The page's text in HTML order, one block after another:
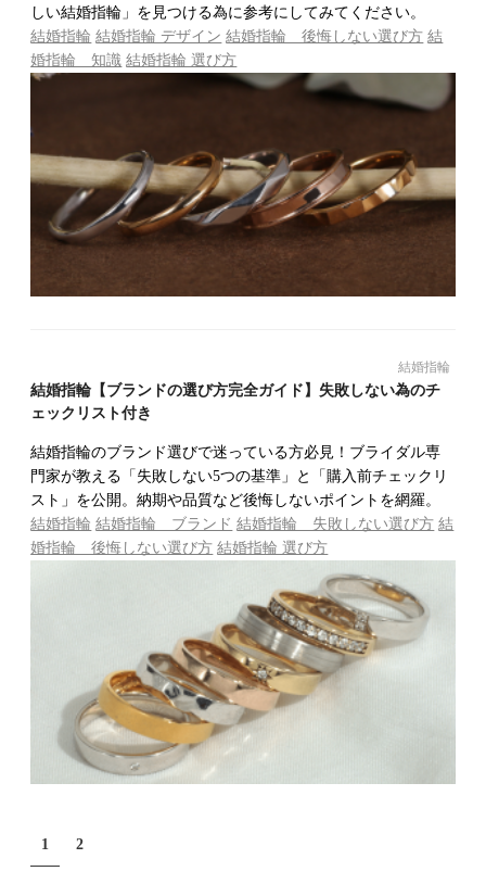
しい結婚指輪」を見つける為に参考にしてみてください。
結婚指輪 結婚指輪 デザイン 結婚指輪 後悔しない選び方 結
婚指輪 知識 結婚指輪 選び方
結婚指輪
結婚指輪【ブランドの選び方完全ガイド】失敗しない為のチ
ェックリスト付き
結婚指輪のブランド選びで迷っている方必見！ブライダル専
門家が教える「失敗しない5つの基準」と「購入前チェックリ
スト」を公開。納期や品質など後悔しないポイントを網羅。
結婚指輪 結婚指輪 ブランド 結婚指輪 失敗しない選び方 結
婚指輪 後悔しない選び方 結婚指輪 選び方
1 2